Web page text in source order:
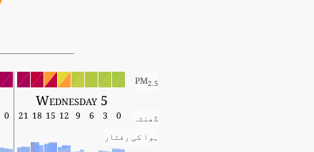
PM2.5
Wednesday 5
گھنٹہ 0
3
6
9
12
15
18
21
0
ہوا کی رفتار